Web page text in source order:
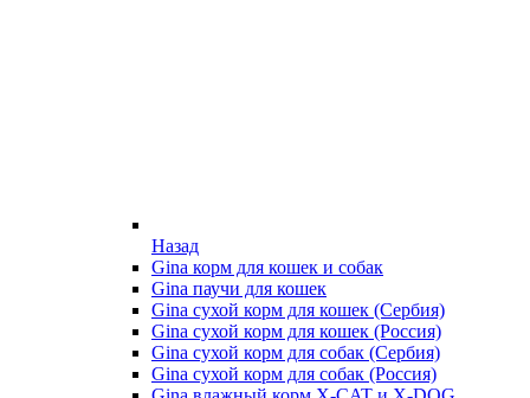
Назад
Gina корм для кошек и собак
Gina паучи для кошек
Gina сухой корм для кошек (Сербия)
Gina сухой корм для кошек (Россия)
Gina сухой корм для собак (Сербия)
Gina сухой корм для собак (Россия)